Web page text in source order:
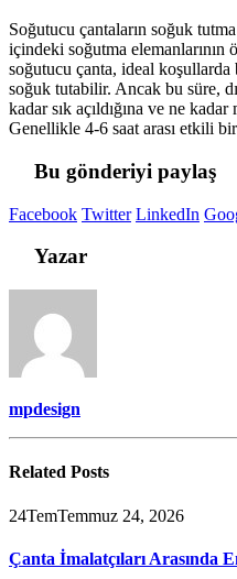
Soğutucu çantaların soğuk
içindeki soğutma
soğutucu çanta, ideal
soğuk tutabilir. Ancak bu süre,
kadar sık açıldığına ve ne kadar
Genellikle 4-6 saat arası etkili
Bu gönderiyi paylaş
Facebook Twitter LinkedIn
Yazar
mpdesign
Related Posts
24TemTemmuz 24, 2026
Çanta İmalatçıları Arasında